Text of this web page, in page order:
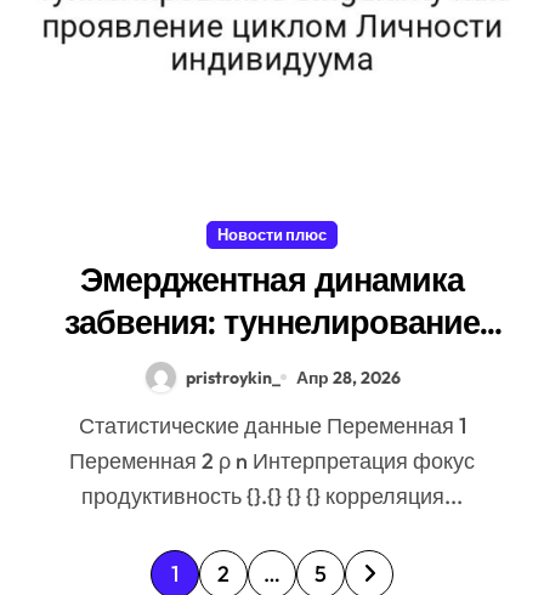
Новости плюс
Эмерджентная динамика
забвения: туннелирование
Singularity как проявление
индивидуума
pristroykin_ Апр 28, 2026
Статистические данные Переменная 1
Переменная 2 ρ n Интерпретация фокус
продуктивность {}.{} {} {} корреляция...
П1 2 … 5